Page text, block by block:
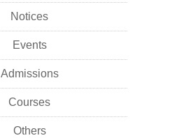
Notices
Events
Admissions
Courses
Others